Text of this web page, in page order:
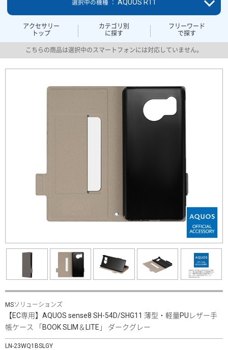
アクセサリー
トップ
カテゴリ別
に探す
フリーワード
で探す
選択中の機種 ： AQUOS R11
こちらの商品は選択中のスマートフォンには対応していません。
MSソリューションズ
【EC専用】AQUOS sense8 SH-54D/SHG11 薄型・軽量PUレザー手
帳ケース 「BOOK SLIM＆LITE」 ダークグレー
LN-23WQ1BSLGY